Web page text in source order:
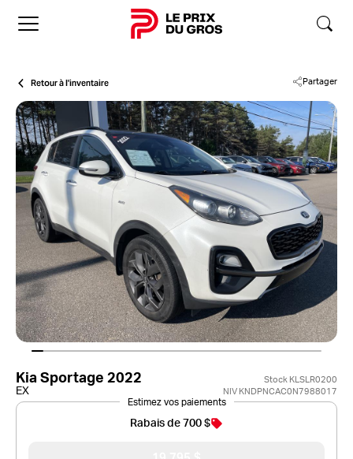
Accueil
Retour à l'inventaire Partager
Kia Sportage 2022 Stock KLSLR0200
EX NIV KNDPNCAC0N7988017
Estimez vos paiements
Rabais de 700 $